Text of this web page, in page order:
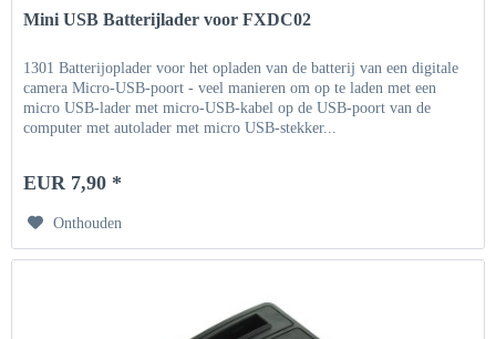
Mini USB Batterijlader voor FXDC02
1301 Batterijoplader voor het opladen van de batterij van een digitale
camera Micro-USB-poort - veel manieren om op te laden met een
micro USB-lader met micro-USB-kabel op de USB-poort van de
computer met autolader met micro USB-stekker...
EUR 7,90 *
Onthouden